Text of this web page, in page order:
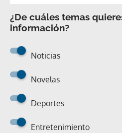
¿De cuáles temas
información?
Noticias
Novelas
Deportes
Entretenimiento